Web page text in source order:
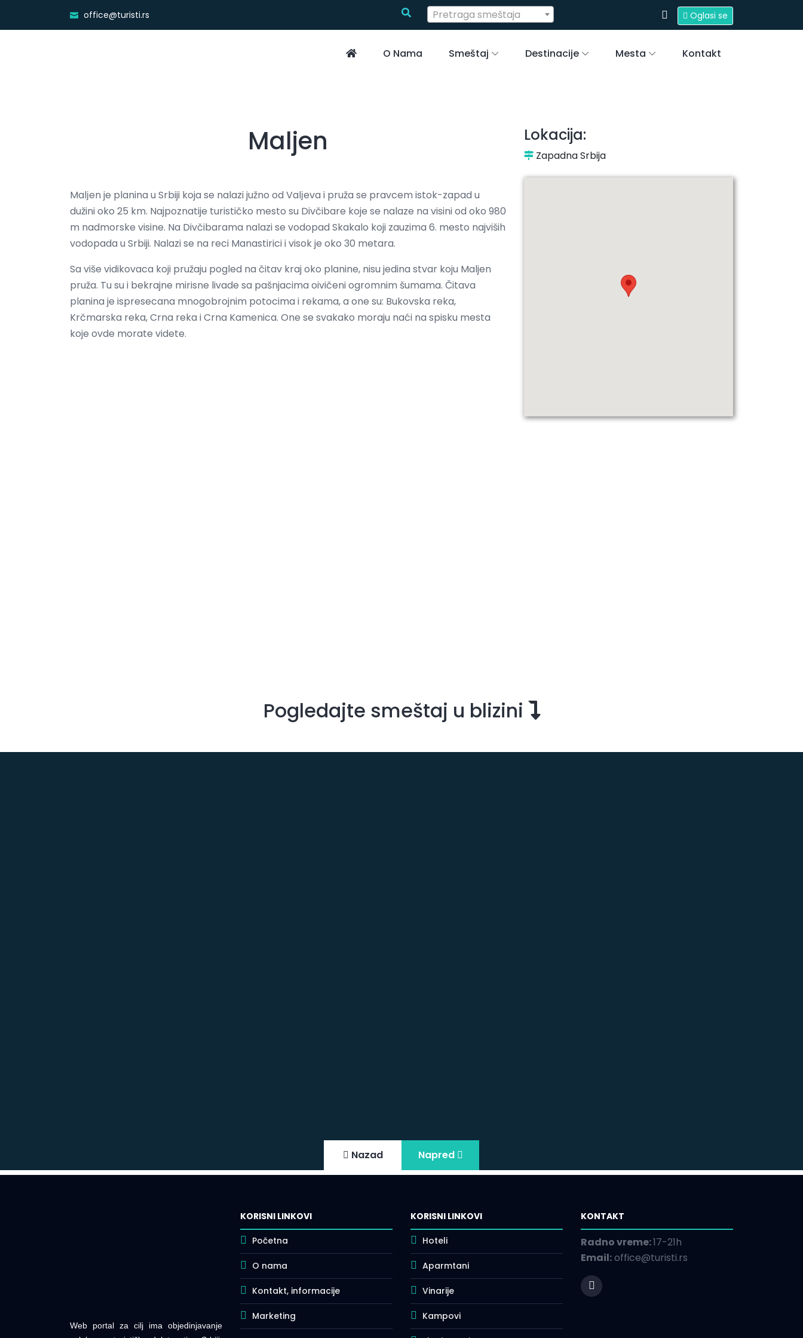
office@turisti.rs Pretraga smeštaja Oglasi se
O Nama Smeštaj Destinacije Mesta Kontakt
Maljen
Malјen je planina u Srbiji koja se nalazi južno od Valјeva i pruža se pravcem istok-zapad u
dužini oko 25 km. Najpoznatije turističko mesto su Divčibare koje se nalaze na visini od oko 980
m nadmorske visine. Na Divčibarama nalazi se vodopad Skakalo koji zauzima 6. mesto najviših
vodopada u Srbiji. Nalazi se na reci Manastirici i visok je oko 30 metara.
Sa više vidikovaca koji pružaju pogled na čitav kraj oko planine, nisu jedina stvar koju Maljen
pruža. Tu su i bekrajne mirisne livade sa pašnjacima oivičeni ogromnim šumama. Čitava
planina je ispresecana mnogobrojnim potocima i rekama, a one su: Bukovska reka,
Krčmarska reka, Crna reka i Crna Kamenica. One se svakako moraju naći na spisku mesta
koje ovde morate videte.
Lokacija:
Zapadna Srbija
Pogledajte smeštaj u blizini
Nazad Napred
Web portal za cilj ima objedinjavanje
KORISNI LINKOVI
Početna
O nama
Kontakt, informacije
Marketing
KORISNI LINKOVI
Hoteli
Aparmtani
Vinarije
Kampovi
KONTAKT
Radno vreme:17-21h
Email:office@turisti.rs